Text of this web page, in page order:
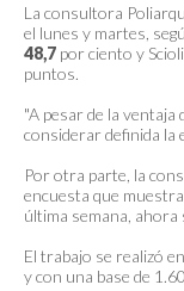
La consultora
el lunes y martes,
48,7 por ciento y
puntos.
"A pesar de la
considerar definida la
Por otra parte, la
encuesta que
última semana,
El trabajo se realizó
y con una base de